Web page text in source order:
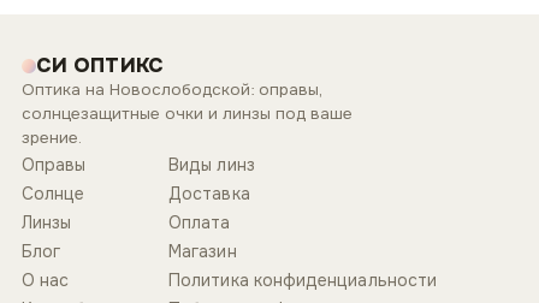
СИ ОПТИКС
Оптика на Новослободской: оправы,
солнцезащитные очки и линзы под ваше
зрение.
Оправы
Солнце
Линзы
Блог
О нас
Виды линз
Доставка
Оплата
Магазин
Политика конфиденциальности